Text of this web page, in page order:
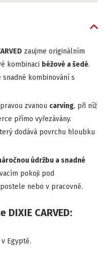
zaujme originálním
kombinaci béžové a šedé.
kombinování s
zvanou carving, při níž
přímo vyřezávány.
dodává povrchu hloubku
údržbu a snadné
pokoji pod
nebo v pracovně.
CARVED:
Egyptě.